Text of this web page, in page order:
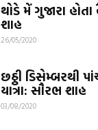
થોડે મેં ગુજારા
શાહ
26/05/2020
છઠ્ઠી ડિસેમ્બરથી
યાત્રા: સૌરભ શાહ
03/08/2020